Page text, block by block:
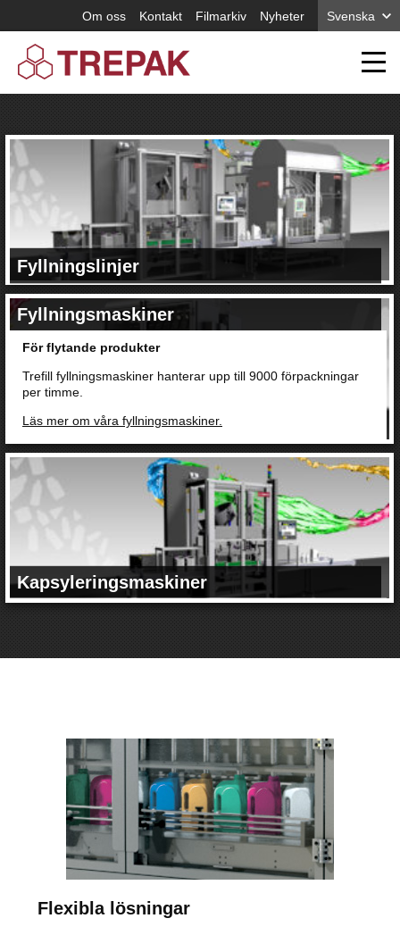
Om oss Kontakt Filmarkiv Nyheter Svenska
Fyllningslinjer
En komplett lösning
Vi får din fyllningslinje att fungera som en samordnad enhet.
Läs mer om våra fyllningslinjer.
Fyllningsmaskiner
För flytande produkter
Trefill fyllningsmaskiner hanterar upp till 9000 förpackningar
per timme.
Läs mer om våra fyllningsmaskiner.
Kapsyleringsmaskiner
kapsylering.
Flexibla lösningar